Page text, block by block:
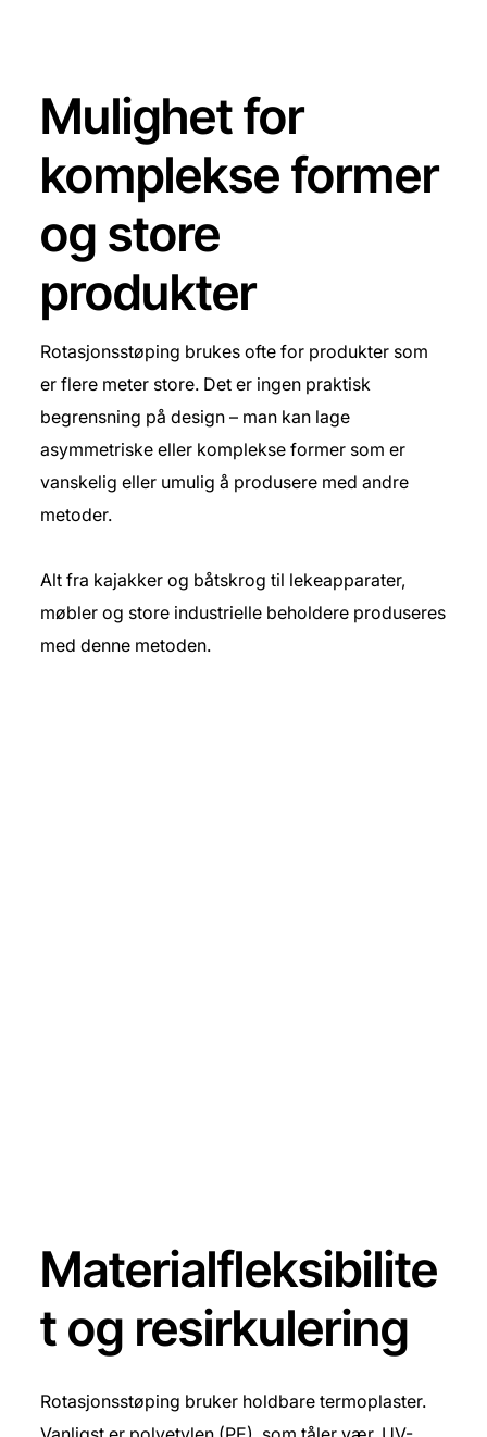
Mulighet for
komplekse former
og store
produkter
Rotasjonsstøping brukes ofte for produkter som
er flere meter store. Det er ingen praktisk
begrensning på design – man kan lage
asymmetriske eller komplekse former som er
vanskelig eller umulig å produsere med andre
metoder.
Alt fra kajakker og båtskrog til lekeapparater,
møbler og store industrielle beholdere produseres
med denne metoden.
Materialfleksibilite
t og resirkulering
Rotasjonsstøping bruker holdbare termoplaster.